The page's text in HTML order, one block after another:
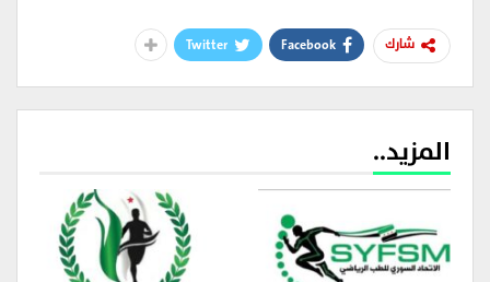
شارك Facebook
Twitter
المزيد..